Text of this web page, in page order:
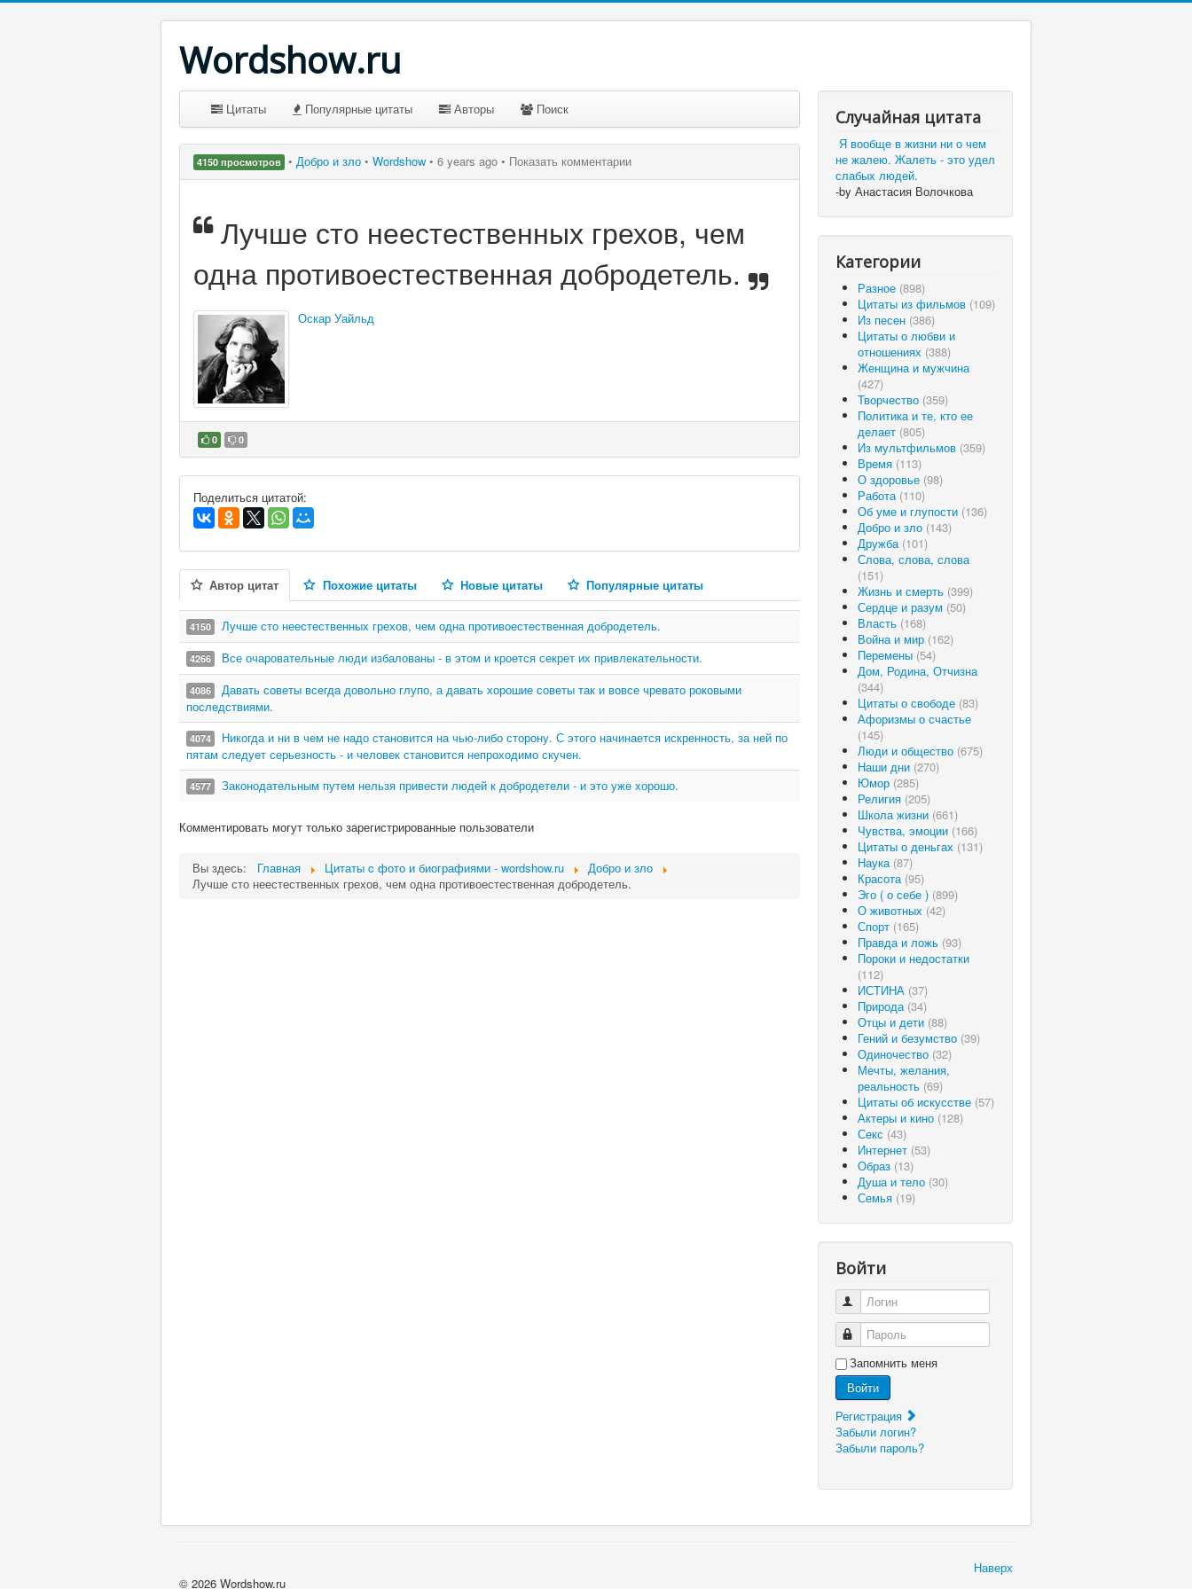
Wordshow.ru
Цитаты Популярные цитаты Авторы Поиск
4150 просмотров • Добро и зло • Wordshow • 6 years ago • Показать комментарии
Лучше сто неестественных грехов, чем
одна противоестественная добродетель.
Оскар Уайльд
0 0
В избранное
Поделиться цитатой:
Автор цитат Похожие цитаты Новые цитаты Популярные цитаты
4150 Лучше сто неестественных грехов, чем одна противоестественная добродетель.
4266 Все очаровательные люди избалованы - в этом и кроется секрет их привлекательности.
4086
Давать советы всегда довольно глупо, а давать хорошие советы так и вовсе чревато роковыми
последствиями.
4074
Никогда и ни в чем не надо становится на чью-либо сторону. С этого начинается искренность, за ней по
пятам следует серьезность - и человек становится непроходимо скучен.
4577 Законодательным путем нельзя привести людей к добродетели - и это уже хорошо.
Комментировать могут только зарегистрированные пользователи
Вы здесь: Главная Цитаты c фото и биографиями - wordshow.ru
Добро и зло
Лучше сто неестественных грехов, чем одна противоестественная добродетель.
Случайная цитата
Я вообще в жизни ни о чем
не жалею. Жалеть - это удел
слабых людей.
-by Анастасия Волочкова
Категории
Разное (898)
Цитаты из фильмов (109)
Из песен (386)
Цитаты о любви и
отношениях (388)
Женщина и мужчина
(427)
Творчество (359)
Политика и те, кто ее
делает (805)
Из мультфильмов (359)
Время (113)
О здоровье (98)
Работа (110)
Об уме и глупости (136)
Добро и зло (143)
Дружба (101)
Слова, слова, слова
(151)
Жизнь и смерть (399)
Сердце и разум (50)
Власть (168)
Война и мир (162)
Перемены (54)
Дом, Родина, Отчизна
(344)
Цитаты о свободе (83)
Афоризмы о счастье
(145)
Люди и общество (675)
Наши дни (270)
Юмор (285)
Религия (205)
Школа жизни (661)
Чувства, эмоции (166)
Цитаты о деньгах (131)
Наука (87)
Красота (95)
Эго ( о себе ) (899)
О животных (42)
Спорт (165)
Правда и ложь (93)
Пороки и недостатки
(112)
ИСТИНА (37)
Природа (34)
Отцы и дети (88)
Гений и безумство (39)
Одиночество (32)
Мечты, желания,
реальность (69)
Цитаты об искусстве (57)
Актеры и кино (128)
Секс (43)
Интернет (53)
Образ (13)
Душа и тело (30)
Семья (19)
Войти
Логин
Пароль
Запомнить меня
Войти
Регистрация
Забыли логин?
Забыли пароль?
Наверх
© 2026 Wordshow.ru